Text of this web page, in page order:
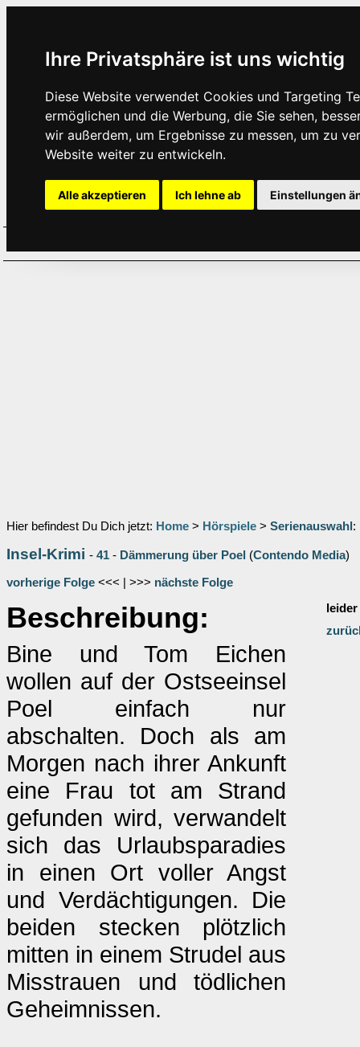
Ihre Privatsphäre ist uns wichtig
Diese Website verwendet Cookies und Targeting
ermöglichen und die Werbung, die Sie sehen,
wir außerdem, um Ergebnisse zu messen, um zu
Website weiter zu entwickeln.
Alle akzeptieren Ich lehne ab Einstellungen
Hier befindest Du Dich jetzt: Home > Hörspiele > Serienauswahl :
Insel-Krimi - 41 - Dämmerung über Poel (Contendo Media)
vorherige Folge <<< | >>> nächste Folge
Beschreibung:
Bine und Tom Eichen
wollen auf der Ostseeinsel
Poel einfach nur
abschalten. Doch als am
Morgen nach ihrer Ankunft
eine Frau tot am Strand
gefunden wird, verwandelt
sich das Urlaubsparadies
in einen Ort voller Angst
und Verdächtigungen. Die
beiden stecken plötzlich
mitten in einem Strudel aus
Misstrauen und tödlichen
Geheimnissen.